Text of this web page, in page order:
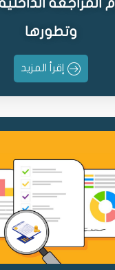
وتطورها
إقرأ المزيد